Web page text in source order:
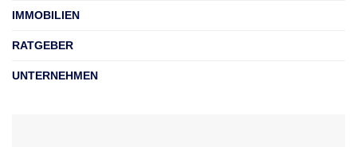
IMMOBILIEN
RATGEBER
UNTERNEHMEN